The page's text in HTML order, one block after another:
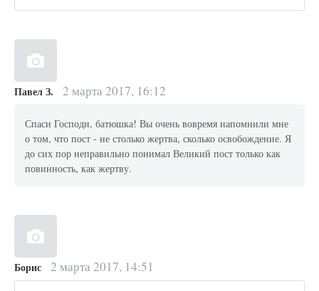
Павел З. 2 марта 2017, 16:12
Спаси Господи, батюшка! Вы очень вовремя напомнили мне
о том, что пост - не столько жертва, сколько освобождение. Я
до сих пор неправильно понимал Великий пост только как
повинность, как жертву.
Борис 2 марта 2017, 14:51